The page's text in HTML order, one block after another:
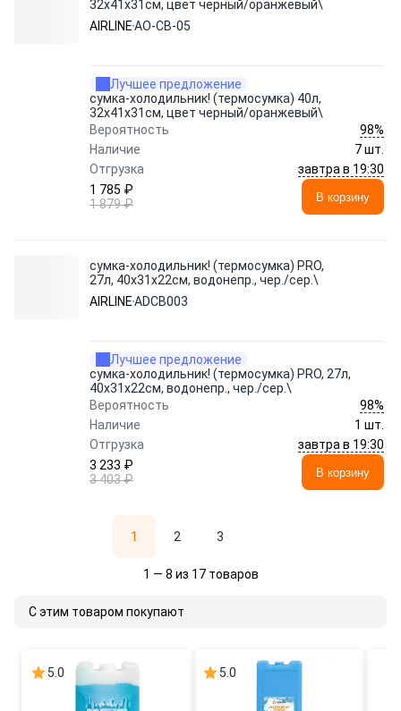
32x41x31см, цвет черный/оранжевый\
AIRLINEAO-CB-05
Лучшее предложение
сумка-холодильник! (термосумка) 40л,
32x41x31см, цвет черный/оранжевый\
Вероятность
98%
Наличие
7 шт.
Отгрузка
завтра в 19:30
1 785 ₽
1 879 ₽
В корзину
сумка-холодильник! (термосумка) PRO,
27л, 40x31x22см, водонепр., чер./сер.\
AIRLINEADCB003
Лучшее предложение
сумка-холодильник! (термосумка) PRO, 27л,
40x31x22см, водонепр., чер./сер.\
Вероятность
98%
Наличие
1 шт.
Отгрузка
завтра в 19:30
3 233 ₽
3 403 ₽
В корзину
1 2 3
1 — 8 из 17 товаров
С этим товаром покупают
5.0 5.0